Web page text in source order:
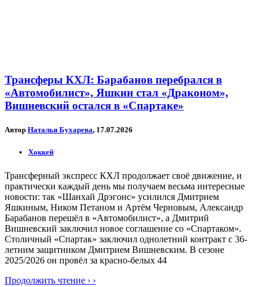
Трансферы КХЛ: Барабанов перебрался в
«Автомобилист», Яшкин стал «Драконом»,
Вишневский остался в «Спартаке»
Автор Наталья Бухарева, 17.07.2026
Хоккей
Трансферный экспресс КХЛ продолжает своё движение, и
практически каждый день мы получаем весьма интересные
новости: так «Шанхай Дрэгонс» усилился Дмитрием
Яшкиным, Ником Петаном и Артём Черновым, Александр
Барабанов перешёл в «Автомобилист», а Дмитрий
Вишневский заключил новое соглашение со «Спартаком».
Столичный «Спартак» заключил однолетний контракт с 36-
летним защитником Дмитрием Вишневским. В сезоне
2025/2026 он провёл за красно-белых 44
Продолжить чтение › ›